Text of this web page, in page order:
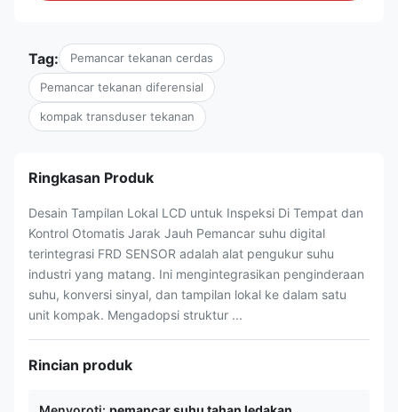
Tag: Pemancar tekanan cerdas
Pemancar tekanan diferensial
kompak transduser tekanan
Ringkasan Produk
Desain Tampilan Lokal LCD untuk Inspeksi Di Tempat dan
Kontrol Otomatis Jarak Jauh Pemancar suhu digital
terintegrasi FRD SENSOR adalah alat pengukur suhu
industri yang matang. Ini mengintegrasikan penginderaan
suhu, konversi sinyal, dan tampilan lokal ke dalam satu
unit kompak. Mengadopsi struktur ...
Rincian produk